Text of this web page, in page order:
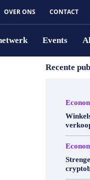
OVER ONS CONTACT
Events
Recente